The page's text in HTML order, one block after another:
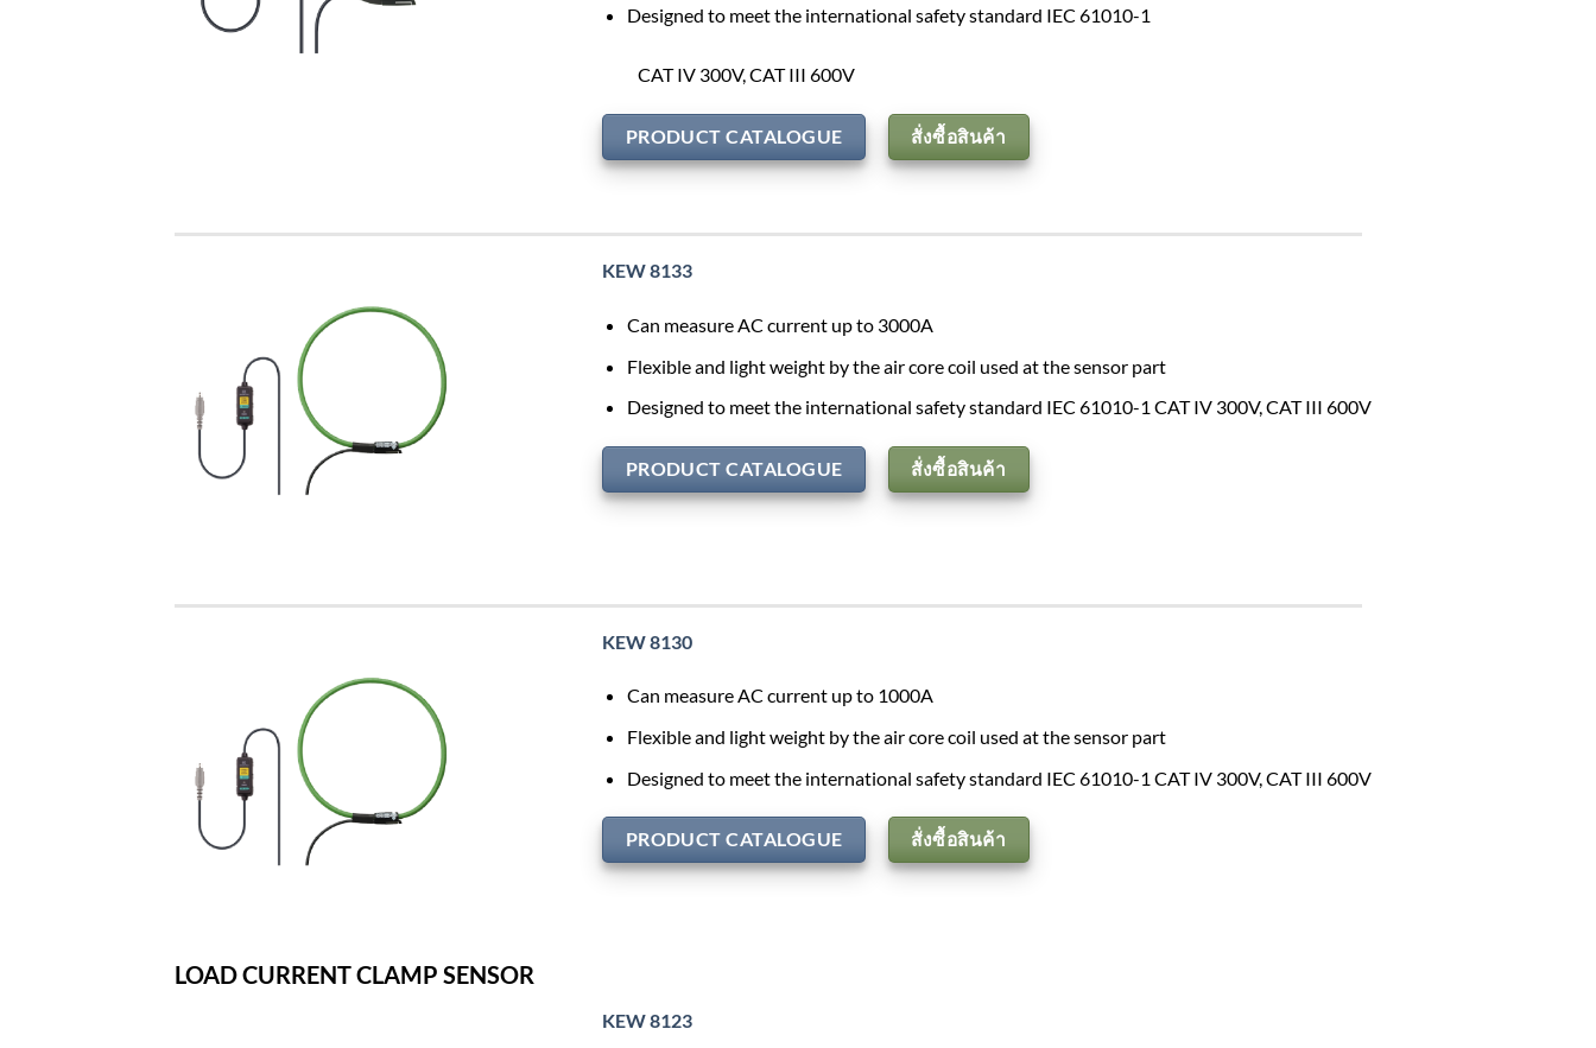
Designed to meet the international safety standard IEC 61010-1
CAT IV 300V, CAT III 600V
PRODUCT CATALOGUE สั่งซื้อสินค้า
KEW 8133
Can measure AC current up to 3000A
Flexible and light weight by the air core coil used at the sensor part
Designed to meet the international safety standard IEC 61010-1 CAT IV 300V, CAT III 600V
PRODUCT CATALOGUE สั่งซื้อสินค้า
KEW 8130
Can measure AC current up to 1000A
Flexible and light weight by the air core coil used at the sensor part
Designed to meet the international safety standard IEC 61010-1 CAT IV 300V, CAT III 600V
PRODUCT CATALOGUE สั่งซื้อสินค้า
LOAD CURRENT CLAMP SENSOR
KEW 8123